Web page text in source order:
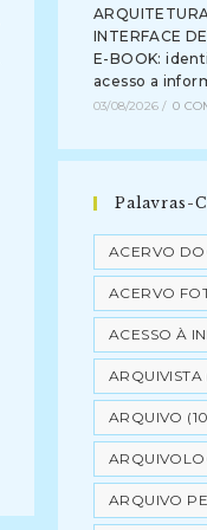
INTERFACE
E-BOOK:
acesso a
03/08/2026 / 0
Palavras-
ACERVO
ACERVO
ACESSO À
ARQUIVISTA
ARQUIVO
ARQUIVO